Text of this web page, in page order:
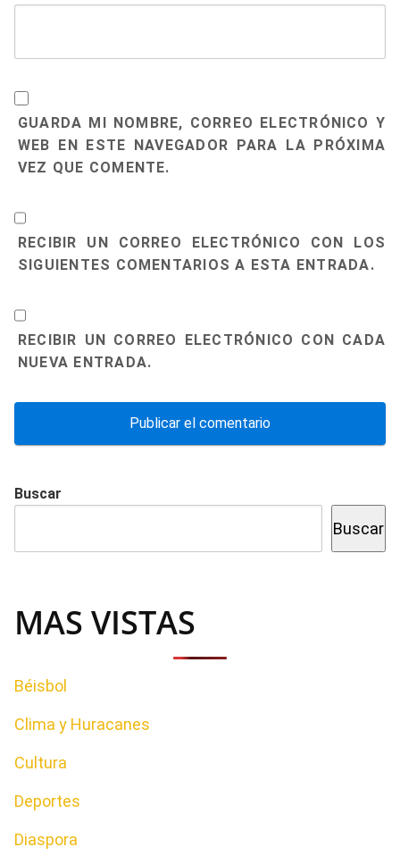
GUARDA MI NOMBRE, CORREO ELECTRÓNICO Y
WEB EN ESTE NAVEGADOR PARA LA PRÓXIMA
VEZ QUE COMENTE.
RECIBIR UN CORREO ELECTRÓNICO CON LOS
SIGUIENTES COMENTARIOS A ESTA ENTRADA.
RECIBIR UN CORREO ELECTRÓNICO CON CADA
NUEVA ENTRADA.
Buscar
Buscar
MAS VISTAS
Béisbol
Clima y Huracanes
Cultura
Deportes
Diaspora